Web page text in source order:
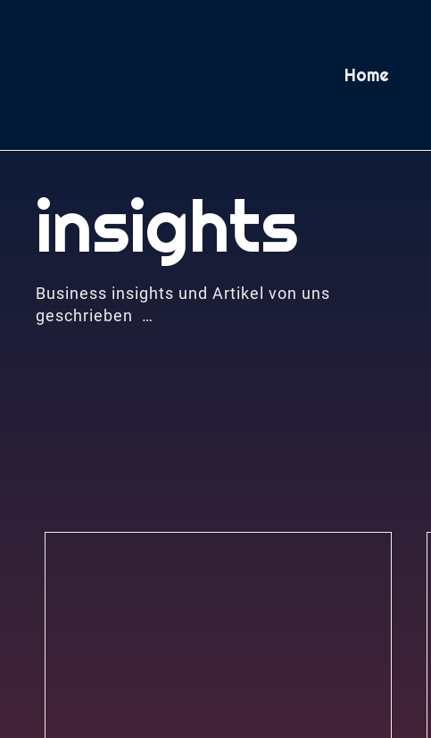
Home
insights
Business insights und Artikel von uns
geschrieben …